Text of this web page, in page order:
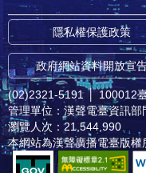
隱私權保護政策
政府網站資料開放宣
(02)2321-5191 │ 100012
管理單位：漢聲電臺資訊部
瀏覽人次：21,544,990
本網站為漢聲廣播電臺版